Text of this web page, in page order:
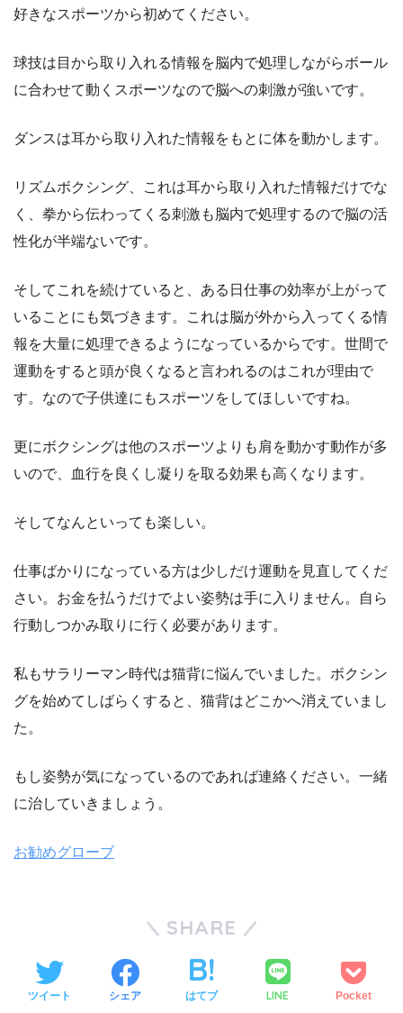
好きなスポーツから初めてください。
球技は目から取り入れる情報を脳内で処理しながらボール
に合わせて動くスポーツなので脳への刺激が強いです。
ダンスは耳から取り入れた情報をもとに体を動かします。
リズムボクシング、これは耳から取り入れた情報だけでな
く、拳から伝わってくる刺激も脳内で処理するので脳の活
性化が半端ないです。
そしてこれを続けていると、ある日仕事の効率が上がって
いることにも気づきます。これは脳が外から入ってくる情
報を大量に処理できるようになっているからです。世間で
運動をすると頭が良くなると言われるのはこれが理由で
す。なので子供達にもスポーツをしてほしいですね。
更にボクシングは他のスポーツよりも肩を動かす動作が多
いので、血行を良くし凝りを取る効果も高くなります。
そしてなんといっても楽しい。
仕事ばかりになっている方は少しだけ運動を見直してくだ
さい。お金を払うだけでよい姿勢は手に入りません。自ら
行動しつかみ取りに行く必要があります。
私もサラリーマン時代は猫背に悩んでいました。ボクシン
グを始めてしばらくすると、猫背はどこかへ消えていまし
た。
もし姿勢が気になっているのであれば連絡ください。一緒
に治していきましょう。
お勧めグローブ
SHARE
ツイート シェア はてブ LINE Pocket